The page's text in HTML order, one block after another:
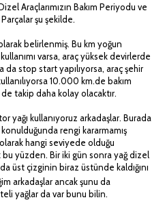
Araçlarımızın Bakım Periyodu ve
şu şekilde.
belirlenmiş. Bu km yoğun
varsa, araç yüksek devirlerde
da stop start yapılıyorsa, araç şehir
10.000 km.de bakım
takip daha kolay olacaktır.
yağı kullanıyoruz arkadaşlar. Burada
rengi kararmamış
hangi seviyede olduğu
bu yüzden. Bir iki gün sonra yağ dizel
üst çizginin biraz üstünde kaldığını
arkadaşlar ancak şunu da
yağlar da var bunu bilin.